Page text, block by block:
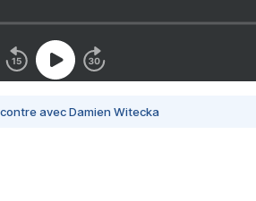
avec Damien Witecka